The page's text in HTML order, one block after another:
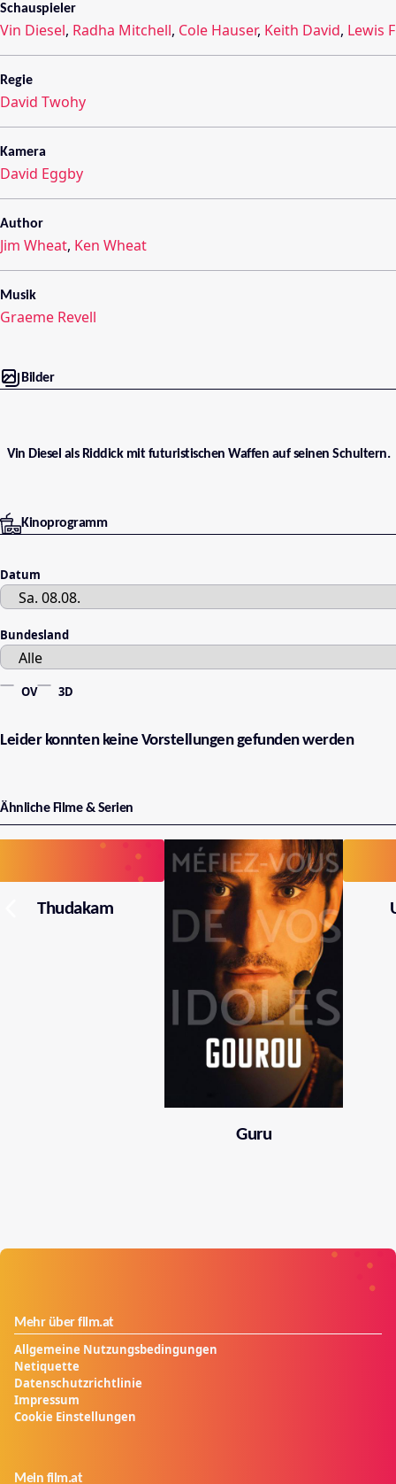
Schauspieler
Vin Diesel, Radha Mitchell, Cole Hauser, Keith David, Lewis
Regie
David Twohy
Kamera
David Eggby
Author
Jim Wheat, Ken Wheat
Musik
Graeme Revell
Bilder
Vin Diesel als Riddick mit futuristischen Waffen auf seinen Schultern.
Kinoprogramm
Datum
Bundesland
OV 3D
Leider konnten keine Vorstellungen gefunden werden
Ähnliche Filme & Serien
Thudakam
Guru
Mehr über film.at
Allgemeine Nutzungsbedingungen
Netiquette
Datenschutzrichtlinie
Impressum
Cookie Einstellungen
Mein film.at